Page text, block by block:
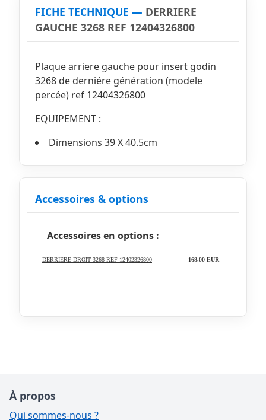
FICHE TECHNIQUE — DERRIERE
GAUCHE 3268 REF 12404326800
Plaque arriere gauche pour insert godin
3268 de derniére génération (modele
percée) ref 12404326800
EQUIPEMENT :
Dimensions 39 X 40.5cm
Accessoires & options
Accessoires en options :
DERRIERE DROIT 3268 REF 12402326800 168,00 EUR
À propos
Qui sommes-nous ?